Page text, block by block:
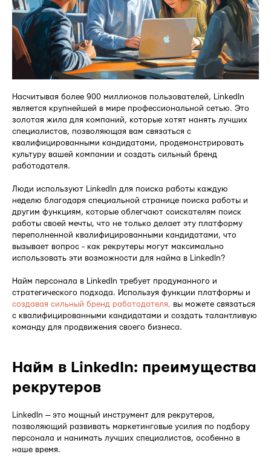
Насчитывая более 900 миллионов пользователей, LinkedIn
является крупнейшей в мире профессиональной сетью. Это
золотая жила для компаний, которые хотят нанять лучших
специалистов, позволяющая вам связаться с
квалифицированными кандидатами, продемонстрировать
культуру вашей компании и создать сильный бренд
работодателя.
Люди используют LinkedIn для поиска работы каждую
неделю благодаря специальной странице поиска работы и
другим функциям, которые облегчают соискателям поиск
работы своей мечты, что не только делает эту платформу
переполненной квалифицированными кандидатами, что
вызывает вопрос - как рекрутеры могут максимально
использовать эти возможности для найма в LinkedIn?
Найм персонала в LinkedIn требует продуманного и
стратегического подхода. Используя функции платформы и
создавая сильный бренд работодателя, вы можете связаться
с квалифицированными кандидатами и создать талантливую
команду для продвижения своего бизнеса.
Найм в LinkedIn: преимущества
рекрутеров
LinkedIn — это мощный инструмент для рекрутеров,
позволяющий развивать маркетинговые усилия по подбору
персонала и нанимать лучших специалистов, особенно в
наше время.